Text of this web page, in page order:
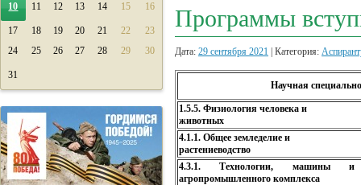
10 11 12 13 14 15 16
17 18 19 20 21 22
23
24
25 26 27 28 29 30
31
Программы
Дата: 29 сентября 2021 | Категория:
Научная
1.5.5. Физиология человека и
животных
4.1.1. Общее земледелие и
растениеводство
4.3.1. Технологии, машины и
агропромышленного комплекса